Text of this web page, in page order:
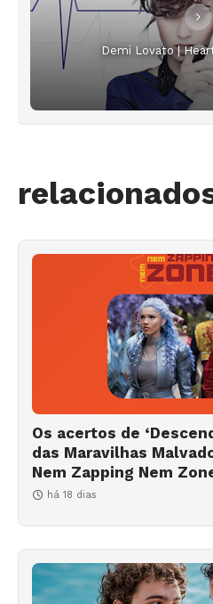
Demi Lovato |
Os acertos de
das Maravilhas
Nem Zapping Nem
há 18 dias